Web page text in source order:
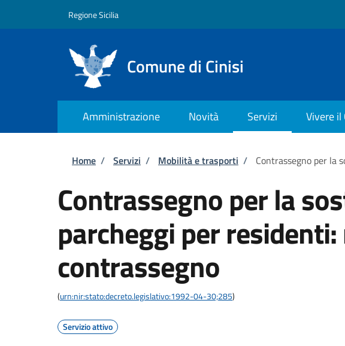
Regione Sicilia
Comune di Cinisi
Amministrazione Novità Servizi Vivere
Briciole di pane
Home / Servizi / Mobilità e trasporti / Contrassegno per la
Contrassegno per la
parcheggi per
contrassegno
(urn:nir:stato:decreto.legislativo:1992-04-30;285)
Servizio attivo